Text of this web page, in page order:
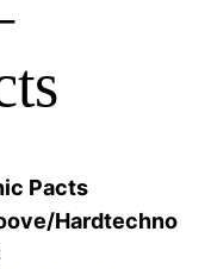
Pacts
Hardtechno